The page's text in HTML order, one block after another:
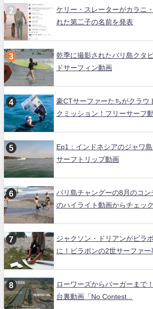
ケリー・スレーターがカラニ
れた第二子の名前を発表
乾季に撮影されたバリ島クタ
ドサーフィン動画
豪CTサーファーたちがクラウ
クミッション！フリーサーフ
Ep1：インドネシアのジャワ
サーフトリップ動画
バリ島チャングーの8月のコ
のハイライト動画からチェック
ジャクソン・ドリアンがビラ
に！ビラボンの2世サーファー
ローワーズからバーガーまで
台裏動画「No Contest...